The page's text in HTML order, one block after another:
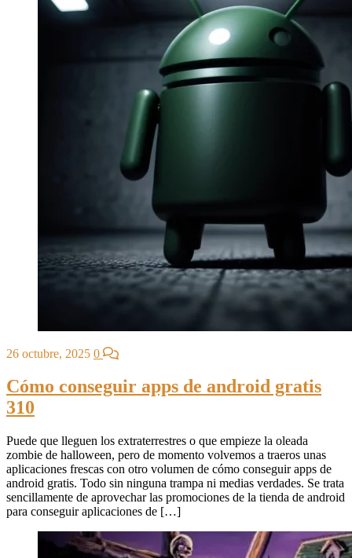
26 octubre, 2025 0
Cómo conseguir apps de android gratis
310
Puede que lleguen los extraterrestres o que empieze la oleada
zombie de halloween, pero de momento volvemos a traeros unas
aplicaciones frescas con otro volumen de cómo conseguir apps de
android gratis. Todo sin ninguna trampa ni medias verdades. Se trata
sencillamente de aprovechar las promociones de la tienda de android
para conseguir aplicaciones de […]